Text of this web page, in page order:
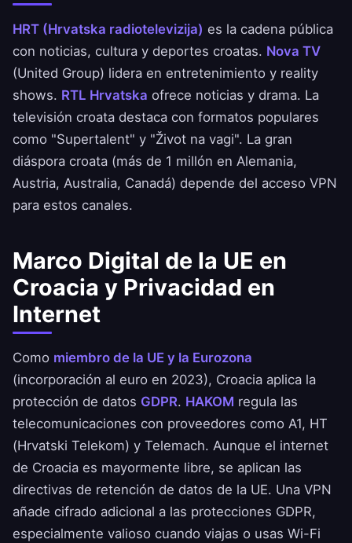
HRT (Hrvatska radiotelevizija) es la cadena pública
con noticias, cultura y deportes croatas. Nova TV
(United Group) lidera en entretenimiento y reality
shows. RTL Hrvatska ofrece noticias y drama. La
televisión croata destaca con formatos populares
como "Supertalent" y "Život na vagi". La gran
diáspora croata (más de 1 millón en Alemania,
Austria, Australia, Canadá) depende del acceso VPN
para estos canales.
Marco Digital de la UE en
Croacia y Privacidad en
Internet
Como miembro de la UE y la Eurozona
(incorporación al euro en 2023), Croacia aplica la
protección de datos GDPR. HAKOM regula las
telecomunicaciones con proveedores como A1, HT
(Hrvatski Telekom) y Telemach. Aunque el internet
de Croacia es mayormente libre, se aplican las
directivas de retención de datos de la UE. Una VPN
añade cifrado adicional a las protecciones GDPR,
especialmente valioso cuando viajas o usas Wi-Fi